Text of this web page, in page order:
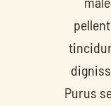
Purus